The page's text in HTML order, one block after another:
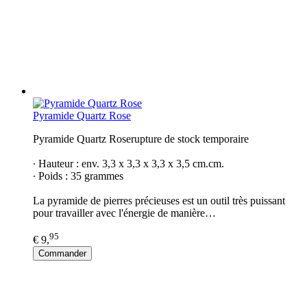
Pyramide Quartz Rose
Pyramide Quartz Roserupture de stock temporaire
∙ Hauteur : env. 3,3 x 3,3 x 3,3 x 3,5 cm.cm.
∙ Poids : 35 grammes
La pyramide de pierres précieuses est un outil très puissant
pour travailler avec l'énergie de manière…
€ 9,95
Commander